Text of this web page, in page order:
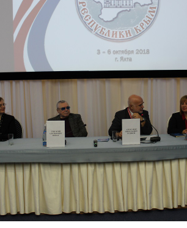
коррупции
учебному году 2026-2027